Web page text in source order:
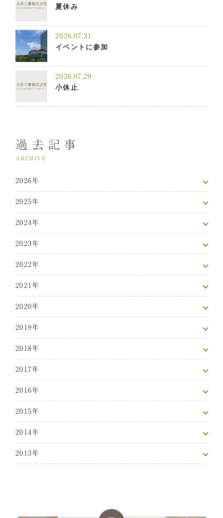
夏休み
2026.07.31
イベントに参加
2026.07.29
小休止
過去記事
ARCHIVE
2026年
2025年
2024年
2023年
2022年
2021年
2020年
2019年
2018年
2017年
2016年
2015年
2014年
2013年